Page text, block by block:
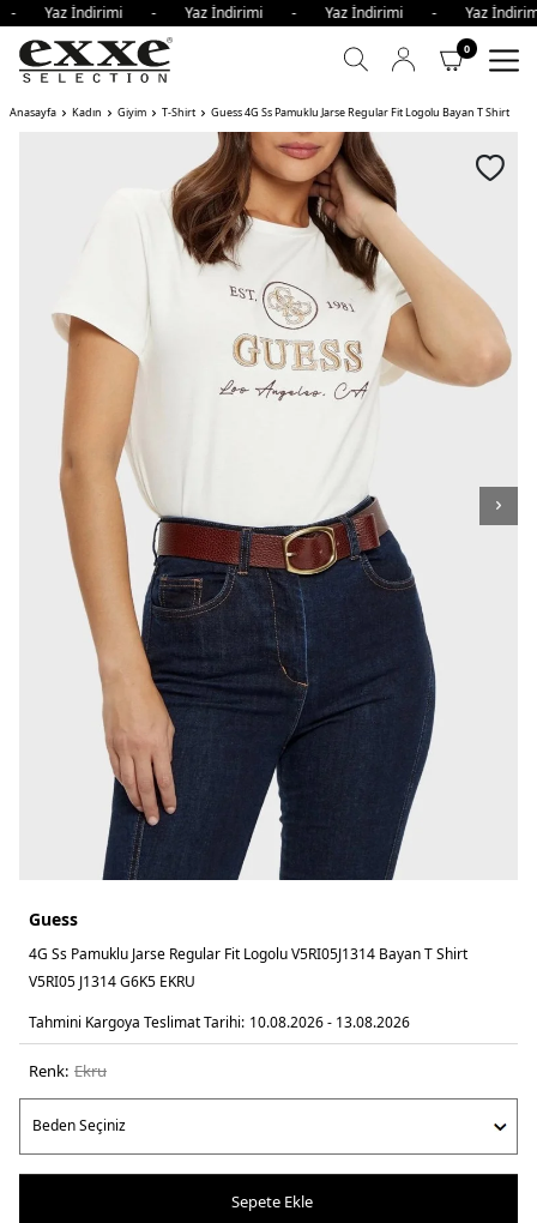
Yaz İndirimi - Yaz İndirimi - Yaz İndirimi - Yaz
0
Anasayfa Kadın Giyim T-Shirt Guess 4G Ss Pamuklu Jarse Regular Fit Logolu Bayan T Shirt
Guess
4G Ss Pamuklu Jarse Regular Fit Logolu V5RI05J1314 Bayan T Shirt
V5RI05 J1314 G6K5 EKRU
Tahmini Kargoya Teslimat Tarihi: 10.08.2026 - 13.08.2026
Renk: ekru
Sepete Ekle